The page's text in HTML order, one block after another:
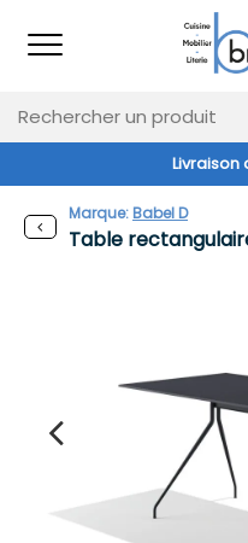
Livraison
Table
Marque:Babel D